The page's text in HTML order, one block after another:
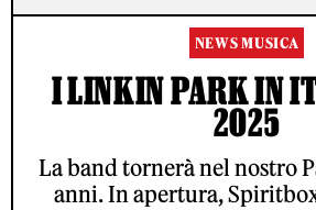
NEWS MUSICA
I LINKIN PARK IN
2025
La band tornerà nel nostro
anni. In apertura,